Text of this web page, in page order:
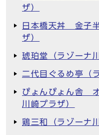
ザ）
日本橋天丼 金子
ザ）
琥珀堂（ラゾーナ
二代目ぐるめ亭（
ぴょんぴょん舎
川崎プラザ）
鶏三和（ラゾーナ